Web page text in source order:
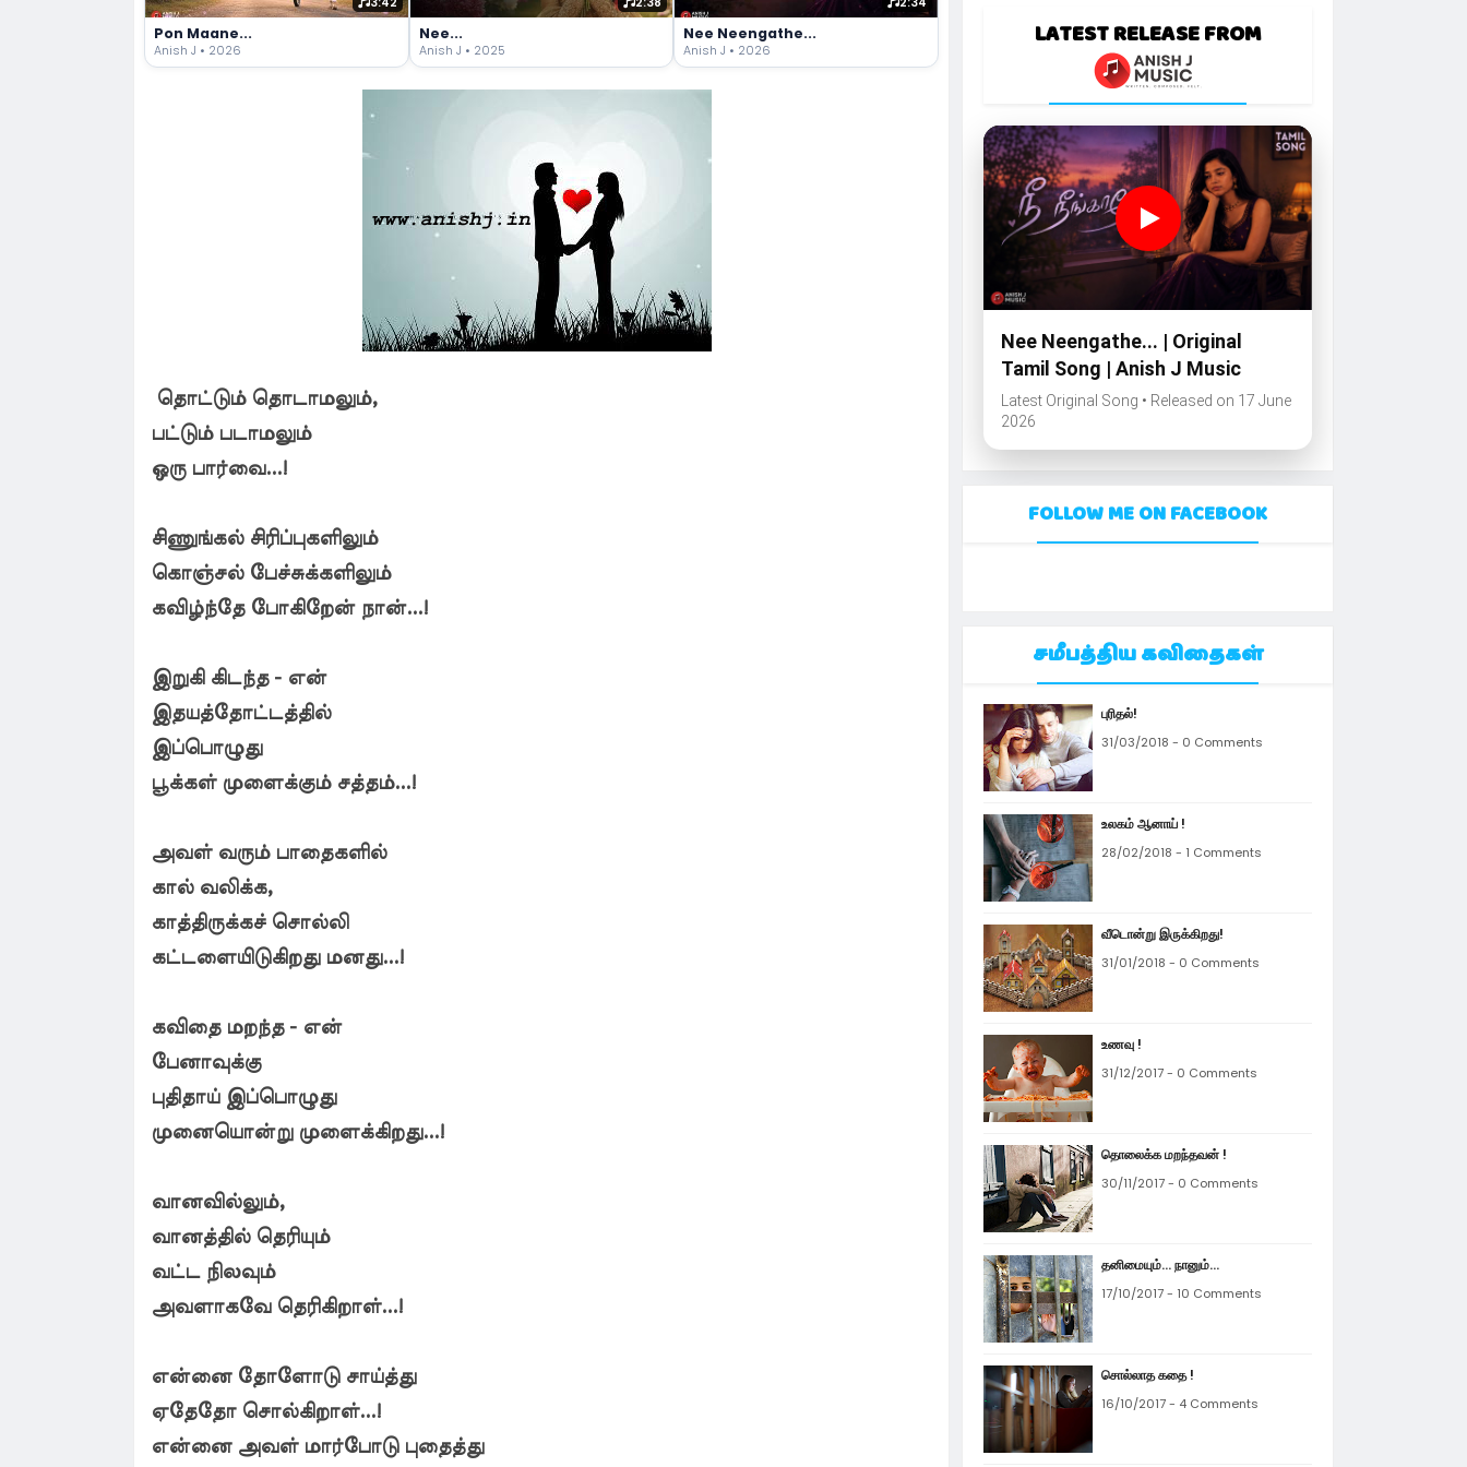
Pon Maane...
Anish J • 2026
Nee...
Anish J • 2025
Nee Neengathe...
Anish J • 2026
தொட்டும் தொடாமலும்,
பட்டும் படாமலும்
ஒரு பார்வை...!
சிணுங்கல் சிரிப்புகளிலும்
கொஞ்சல் பேச்சுக்களிலும்
கவிழ்ந்தே போகிறேன் நான்...!
இறுகி கிடந்த - என்
இதயத்தோட்டத்தில்
இப்பொழுது
பூக்கள் முளைக்கும் சத்தம்...!
அவள் வரும் பாதைகளில்
கால் வலிக்க,
காத்திருக்கச் சொல்லி
கட்டளையிடுகிறது மனது...!
கவிதை மறந்த - என்
பேனாவுக்கு
புதிதாய் இப்பொழுது
முனையொன்று முளைக்கிறது...!
வானவில்லும்,
வானத்தில் தெரியும்
வட்ட நிலவும்
அவளாகவே தெரிகிறாள்...!
என்னை தோளோடு சாய்த்து
ஏதேதோ சொல்கிறாள்...!
என்னை அவள் மார்போடு புதைத்து
LATEST RELEASE FROM
Nee Neengathe... | Original
Tamil Song | Anish J Music
Latest Original Song • Released on 17 June
2026
FOLLOW ME ON FACEBOOK
சமீபத்திய கவிதைகள்
புரிதல்!
31/03/2018 - 0 Comments
உலகம் ஆனாய் !
28/02/2018 - 1 Comments
வீடொன்று இருக்கிறது!
31/01/2018 - 0 Comments
உணவு !
31/12/2017 - 0 Comments
தொலைக்க மறந்தவன் !
30/11/2017 - 0 Comments
தனிமையும்... நானும்...
17/10/2017 - 10 Comments
சொல்லாத கதை !
16/10/2017 - 4 Comments